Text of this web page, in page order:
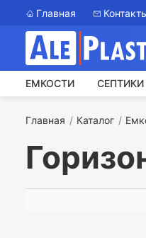
Главная
ЕМКОСТИ СЕПТИКИ
Главная Каталог